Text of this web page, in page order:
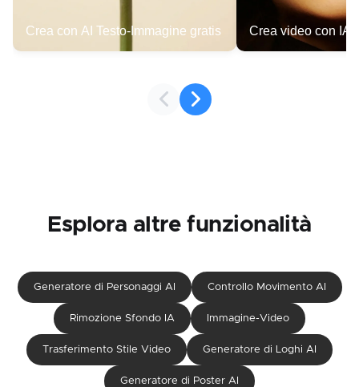
Crea con AI Testo-Immagine gratis Crea video con IA
Esplora altre funzionalità
Generatore di Personaggi AI Controllo Movimento AI
Rimozione Sfondo IA Immagine-Video
Trasferimento Stile Video Generatore di Loghi AI
Generatore di Poster AI